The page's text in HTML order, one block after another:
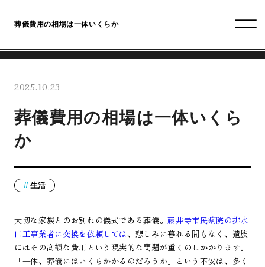
葬儀費用の相場は一体いくらか
2025.10.23
葬儀費用の相場は一体いくら
か
生活
大切な家族とのお別れの儀式である葬儀。藤井寺市民病院の排水
口工事業者に交換を依頼しては、悲しみに暮れる間もなく、遺族
にはその高額な費用という現実的な問題が重くのしかかります。
「一体、葬儀にはいくらかかるのだろうか」という不安は、多く